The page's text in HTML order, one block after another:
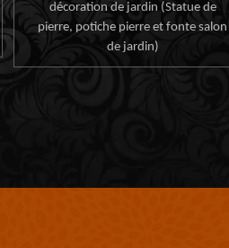
décoration de jardin (Statue de
pierre, potiche pierre et fonte salon
de jardin)